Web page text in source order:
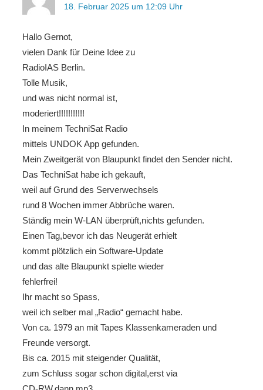
18. Februar 2025 um 12:09 Uhr
Hallo Gernot,
vielen Dank für Deine Idee zu
RadioIAS Berlin.
Tolle Musik,
und was nicht normal ist,
moderiert!!!!!!!!!!!
In meinem TechniSat Radio
mittels UNDOK App gefunden.
Mein Zweitgerät von Blaupunkt findet den Sender nicht.
Das TechniSat habe ich gekauft,
weil auf Grund des Serverwechsels
rund 8 Wochen immer Abbrüche waren.
Ständig mein W-LAN überprüft,nichts gefunden.
Einen Tag,bevor ich das Neugerät erhielt
kommt plötzlich ein Software-Update
und das alte Blaupunkt spielte wieder
fehlerfrei!
Ihr macht so Spass,
weil ich selber mal „Radio“ gemacht habe.
Von ca. 1979 an mit Tapes Klassenkameraden und
Freunde versorgt.
Bis ca. 2015 mit steigender Qualität,
zum Schluss sogar schon digital,erst via